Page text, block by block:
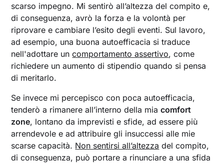
scarso impegno. Mi sentirò all’altezza del compito e,
di conseguenza, avrò la forza e la volontà per
riprovare e cambiare l’esito degli eventi. Sul lavoro,
ad esempio, una buona autoefficacia si traduce
nell'adottare uncomportamento assertivo, come
richiedere un aumento di stipendio quando si pensa
di meritarlo.
Se invece mi percepisco con poca autoefficacia,
tenderò a rimanere all’interno della miacomfort
zone, lontano da imprevisti e sfide, ad essere più
arrendevole e ad attribuire gli insuccessi alle mie
scarse capacità. Non sentirsi all’altezza del compito,
di conseguenza, può portare a rinunciare a una sfida